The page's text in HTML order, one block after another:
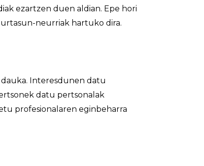
ezartzen duen aldian. Epe hori
neurriak hartuko dira.
Interesdunen datu
datu pertsonalak
profesionalaren eginbeharra